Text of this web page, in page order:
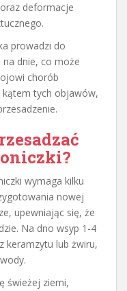
deformacje
prowadzi do
dnie, co może
chorób
kątem tych objawów,
wymaga kilku
nowej
upewniając się, że
Na dno wsyp 1-4
keramzytu lub żwiru,
świeżej ziemi,